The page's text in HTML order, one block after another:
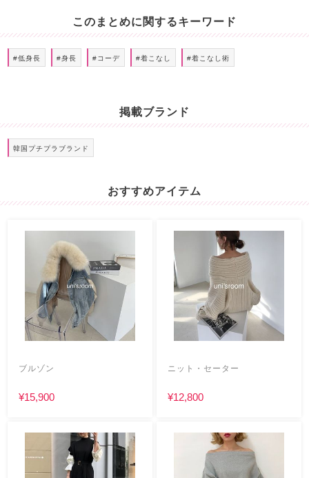
このまとめに関するキーワード
#低身長 #身長 #コーデ #着こなし #着こなし術
掲載ブランド
韓国プチプラブランド
おすすめアイテム
ブルゾン
¥15,900
ニット・セーター
¥12,800